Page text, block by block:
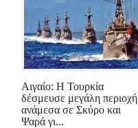
Αιγαίο: Η Τουρκία
δέσμευσε μεγάλη περιοχή
ανάμεσα σε Σκύρο και
Ψαρά γι...